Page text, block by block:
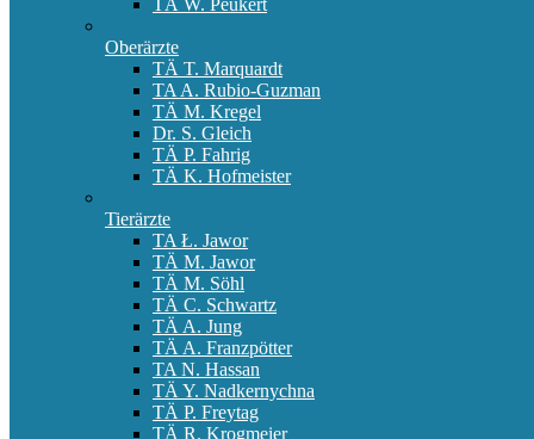
TÄ W. Peukert
Oberärzte
TÄ T. Marquardt
TA A. Rubio-Guzman
TÄ M. Kregel
Dr. S. Gleich
TÄ P. Fahrig
TÄ K. Hofmeister
Tierärzte
TA Ł. Jawor
TÄ M. Jawor
TÄ M. Söhl
TÄ C. Schwartz
TÄ A. Jung
TÄ A. Franzpötter
TA N. Hassan
TÄ Y. Nadkernychna
TÄ P. Freytag
TÄ R. Krogmeier